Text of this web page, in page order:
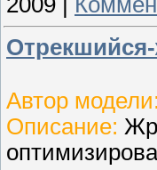
Автор модели:
Описание: